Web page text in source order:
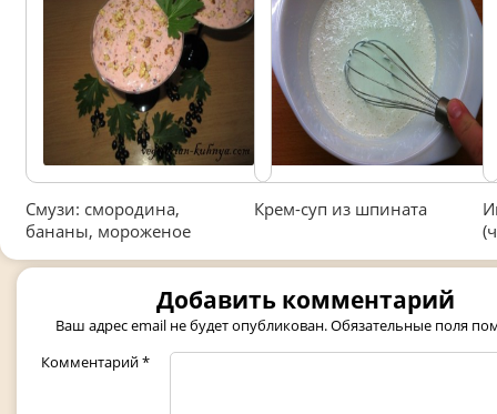
Смузи: смородина,
бананы, мороженое
Крем-суп из шпината
Добавить комментарий
Ваш адрес email не будет опубликован.Обязательные поля
Комментарий*